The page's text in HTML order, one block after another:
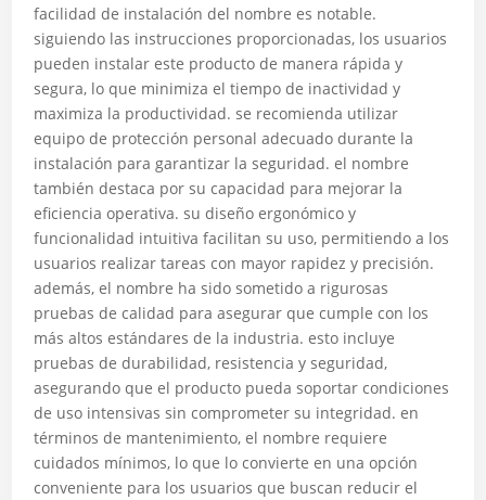
facilidad de instalación del nombre es notable.
siguiendo las instrucciones proporcionadas, los usuarios
pueden instalar este producto de manera rápida y
segura, lo que minimiza el tiempo de inactividad y
maximiza la productividad. se recomienda utilizar
equipo de protección personal adecuado durante la
instalación para garantizar la seguridad. el nombre
también destaca por su capacidad para mejorar la
eficiencia operativa. su diseño ergonómico y
funcionalidad intuitiva facilitan su uso, permitiendo a los
usuarios realizar tareas con mayor rapidez y precisión.
además, el nombre ha sido sometido a rigurosas
pruebas de calidad para asegurar que cumple con los
más altos estándares de la industria. esto incluye
pruebas de durabilidad, resistencia y seguridad,
asegurando que el producto pueda soportar condiciones
de uso intensivas sin comprometer su integridad. en
términos de mantenimiento, el nombre requiere
cuidados mínimos, lo que lo convierte en una opción
conveniente para los usuarios que buscan reducir el